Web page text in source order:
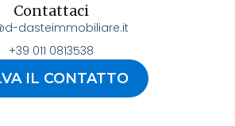
Contattaci
dasteimmobiliare.it
+39 011 0813538
IL CONTATTO